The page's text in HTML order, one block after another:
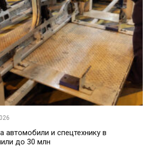
автомобили и спецтехнику в
до 30 млн